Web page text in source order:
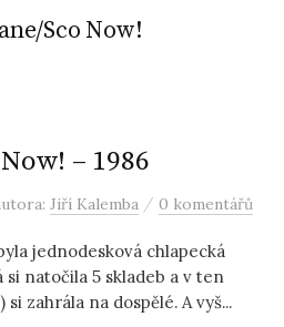
Sco Now!
– 1986
Jiří Kalemba / 0 komentářů
jednodesková chlapecká
natočila 5 skladeb a v ten
si zahrála na dospělé. A vyš...